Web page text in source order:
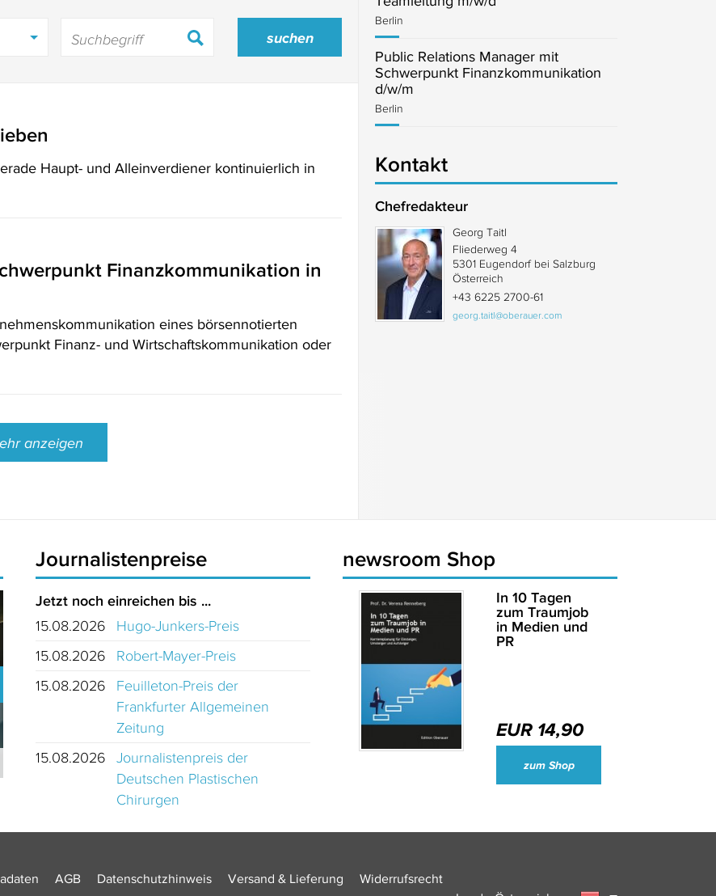
Haupt- und Alleinverdiener kontinuierlich in
Finanzkommunikation in
eines börsennotierten
Finanz- und Wirtschaftskommunikation oder
anzeigen
Berlin
Public Relations Manager mit
Schwerpunkt Finanzkommunikation
d/w/m
Berlin
Kontakt
Chefredakteur
Georg Taitl
Fliederweg 4
5301 Eugendorf bei Salzburg
Österreich
+43 6225 2700-61
georg.taitl@oberauer.com
Wirtschaftsjournalisten und Unternehmenssprecher des Jahres 2024
Journalistenpreise
Jetzt noch einreichen bis ...
15.08.2026
Hugo-Junkers-Preis
15.08.2026
Robert-Mayer-Preis
15.08.2026
Feuilleton-Preis der
Frankfurter Allgemeinen
Zeitung
15.08.2026
Journalistenpreis der
Deutschen Plastischen
Chirurgen
newsroom Shop
In 10 Tagen
zum Traumjob
in Medien und
PR
EUR 14,90
zum Shop
AGB Datenschutzhinweis Versand & Lieferung
Widerrufsrecht